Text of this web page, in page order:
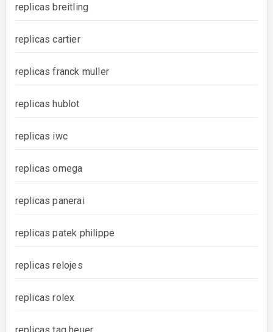
replicas breitling
replicas cartier
replicas franck muller
replicas hublot
replicas iwc
replicas omega
replicas panerai
replicas patek philippe
replicas relojes
replicas rolex
replicas tag heuer